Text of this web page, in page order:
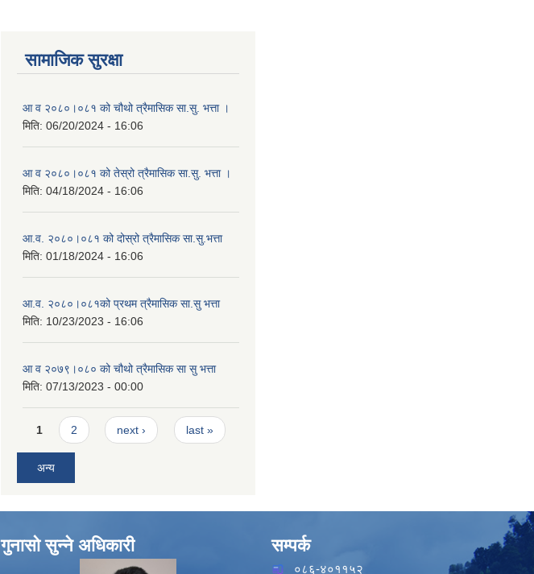
सामाजिक सुरक्षा
आ व २०८०।०८१ को चौथो त्रैमासिक सा.सु. भत्ता ।
मिति: 06/20/2024 - 16:06
आ व २०८०।०८१ को तेस्रो त्रैमासिक सा.सु. भत्ता ।
मिति: 04/18/2024 - 16:06
आ.व. २०८०।०८१ को दोस्रो त्रैमासिक सा.सु.भत्ता
मिति: 01/18/2024 - 16:06
आ.व. २०८०।०८१को प्रथम त्रैमासिक सा.सु भत्ता
मिति: 10/23/2023 - 16:06
आ व २०७९।०८० को चौथो त्रैमासिक सा सु भत्ता
मिति: 07/13/2023 - 00:00
Pages
1 2 next › last »
अन्य
गुनासो सुन्ने अधिकारी सम्पर्क
०८६-४०११५२